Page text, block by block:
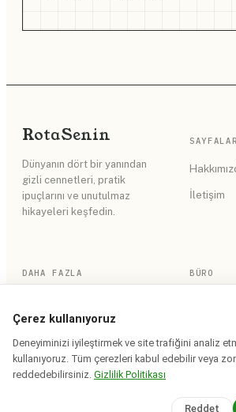
RotaSenin
Dünyanın dört bir yanından
gizli cennetleri, pratik
ipuçlarını ve unutulmaz
hikayeleri keşfedin.
SAYFALAR
İletişim
DAHA FAZLA
Site Haritası
BÜRO
© 2026 Rota Senin. Tüm hakları saklıdır.
Çerez kullanıyoruz
Deneyiminizi iyileştirmek ve site trafiğini analiz
kullanıyoruz. Tüm çerezleri kabul edebilir veya
reddedebilirsiniz. Gizlilik Politikası
Reddet